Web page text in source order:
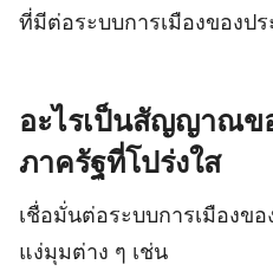
ที่มีต่อระบบการเมืองของป
อะไรเป็นสัญญาณข
ภาครัฐที่โปร่งใส
เชื่อมั่นต่อระบบการเมืองข
แง่มุมต่าง ๆ เช่น